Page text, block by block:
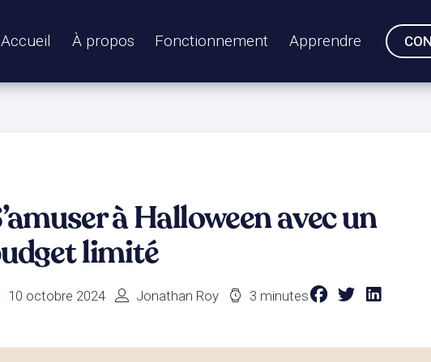
Accueil À propos Fonctionnement Apprendre
à Halloween avec un
limité
10 octobre 2024 Jonathan Roy 3 minutes